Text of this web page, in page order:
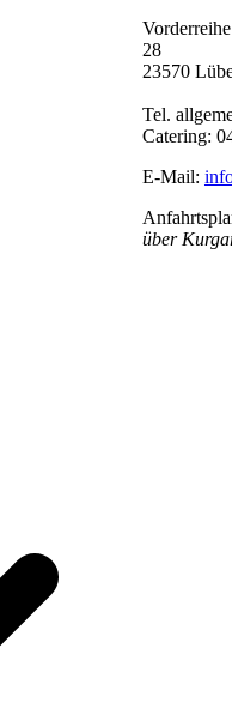
28
23570
Tel.
Catering:
E-Mail:
über